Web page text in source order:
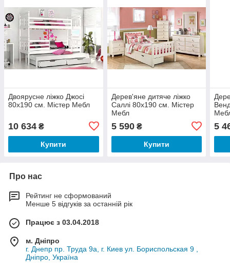
Двоярусне ліжко Джосі
80х190 см. Містер Мебл
10 634 ₴
Купити
Дерев'яне дитяче ліжко
Саллі 80х190 см. Містер
Мебл
5 590₴
Купити
5
Про нас
Рейтинг не сформований
Менше 5 відгуків за останній рік
Працює з 03.04.2018
м. Дніпро
г. Днепр пр. Труда 9а, г. Киев ул. Бориспольская 9 ,
Дніпро, Україна